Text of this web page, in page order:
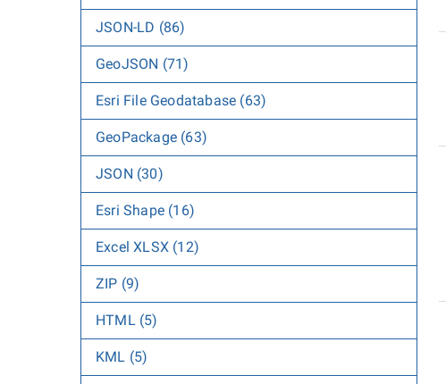
JSON-LD (86)
GeoJSON (71)
Esri File Geodatabase (63)
GeoPackage (63)
JSON (30)
Esri Shape (16)
Excel XLSX (12)
ZIP (9)
HTML (5)
KML (5)